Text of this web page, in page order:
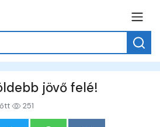
jövő felé!
251